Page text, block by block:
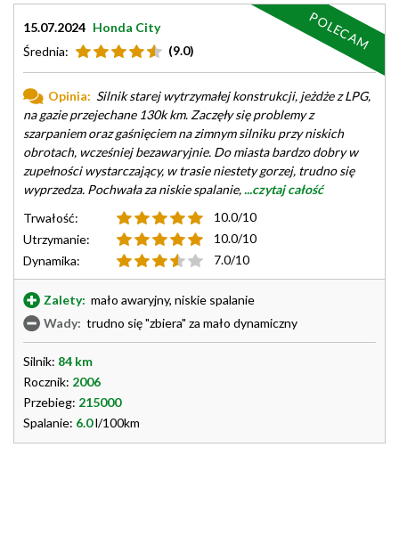
15.07.2024 Honda City
Średnia:
(9.0)
Opinia: Silnik starej wytrzymałej konstrukcji, jeżdże z LPG,
na gazie przejechane 130k km. Zaczęły się problemy z
szarpaniem oraz gaśnięciem na zimnym silniku przy niskich
obrotach, wcześniej bezawaryjnie. Do miasta bardzo dobry w
zupełności wystarczający, w trasie niestety gorzej, trudno się
wyprzedza. Pochwała za niskie spalanie, ...czytaj całość
Trwałość:
10.0/10
Utrzymanie:
10.0/10
Dynamika:
7.0/10
Zalety: mało awaryjny, niskie spalanie
Wady: trudno się "zbiera" za mało dynamiczny
Silnik: 84 km
Rocznik: 2006
Przebieg: 215000
Spalanie: 6.0l/100km
POLECAM